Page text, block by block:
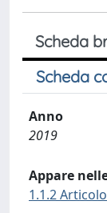
Scheda
Scheda
Anno
2019
Appare
1.1.2